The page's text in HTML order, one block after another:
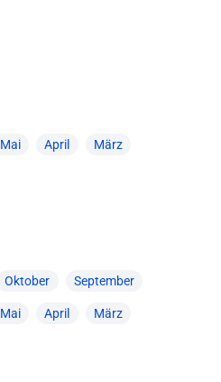
Mai April März
Oktober September
Mai April März